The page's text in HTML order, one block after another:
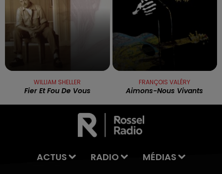
WILLIAM SHELLER
Fier Et Fou De Vous
FRANÇOIS VALÉRY
Aimons-Nous Vivants
ACTUS RADIO
MÉDIAS